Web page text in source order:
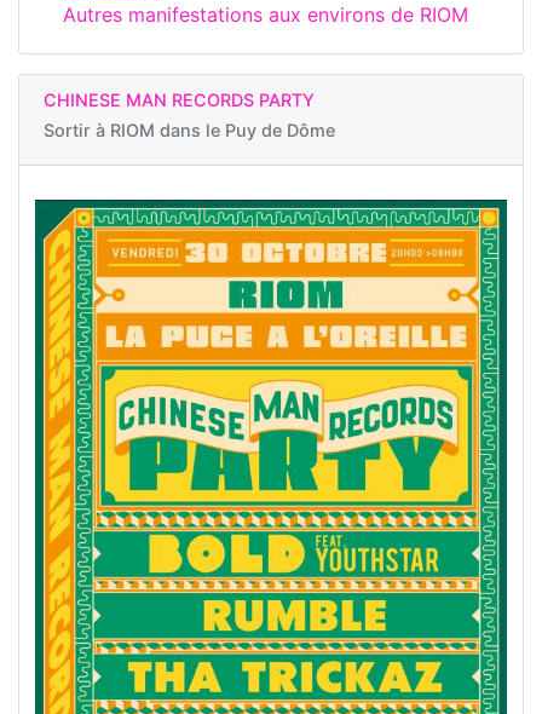
Autres manifestations aux environs de RIOM
CHINESE MAN RECORDS PARTY
Sortir à RIOM dans le Puy de Dôme